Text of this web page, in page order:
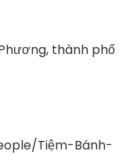
thành phố
Tiệm-Bánh-